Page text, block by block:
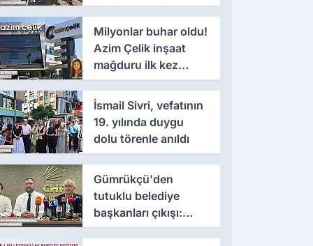
'montaj' savunması
Milyonlar buhar oldu!
Azim Çelik inşaat
mağduru ilk kez
konuştu
İsmail Sivri, vefatının
19. yılında duygu
dolu törenle anıldı
Gümrükçü'den
tutuklu belediye
başkanları çıkışı:
'Yıllarca iddianame